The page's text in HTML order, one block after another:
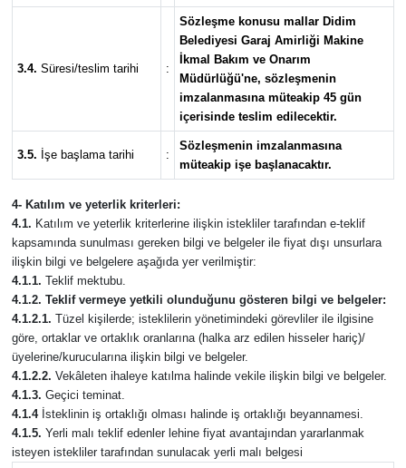
3.4. Süresi/teslim tarihi :
Sözleşme konusu mallar Didim
Belediyesi Garaj Amirliği Makine
İkmal Bakım ve Onarım
Müdürlüğü'ne, sözleşmenin
imzalanmasına müteakip 45 gün
içerisinde teslim edilecektir.
3.5. İşe başlama tarihi :
Sözleşmenin imzalanmasına
müteakip işe başlanacaktır.
4- Katılım ve yeterlik kriterleri:
4.1. Katılım ve yeterlik kriterlerine ilişkin istekliler tarafından e-teklif
kapsamında sunulması gereken bilgi ve belgeler ile fiyat dışı unsurlara
ilişkin bilgi ve belgelere aşağıda yer verilmiştir:
4.1.1. Teklif mektubu.
4.1.2. Teklif vermeye yetkili olunduğunu gösteren bilgi ve belgeler:
4.1.2.1. Tüzel kişilerde; isteklilerin yönetimindeki görevliler ile ilgisine
göre, ortaklar ve ortaklık oranlarına (halka arz edilen hisseler hariç)/
üyelerine/kurucularına ilişkin bilgi ve belgeler.
4.1.2.2. Vekâleten ihaleye katılma halinde vekile ilişkin bilgi ve belgeler.
4.1.3. Geçici teminat.
4.1.4İsteklinin iş ortaklığı olması halinde iş ortaklığı beyannamesi.
4.1.5. Yerli malı teklif edenler lehine fiyat avantajından yararlanmak
isteyen istekliler tarafından sunulacak yerli malı belgesi